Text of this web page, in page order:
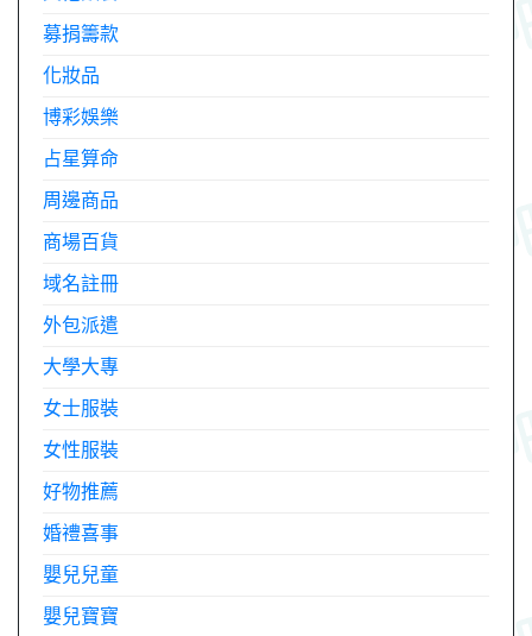
募捐籌款
化妝品
博彩娛樂
占星算命
周邊商品
商場百貨
域名註冊
外包派遣
大學大專
女士服裝
女性服裝
好物推薦
婚禮喜事
嬰兒兒童
嬰兒寶寶